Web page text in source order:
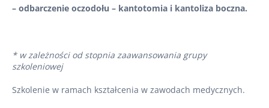
– odbarczenie oczodołu – kantotomia i kantoliza boczna.
* w zależności od stopnia zaawansowania grupy
szkoleniowej
Szkolenie w ramach kształcenia w zawodach medycznych.